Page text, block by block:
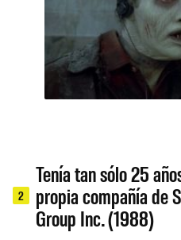
2
Tenía tan sólo 25
propia compañía de
Group Inc. (1988)